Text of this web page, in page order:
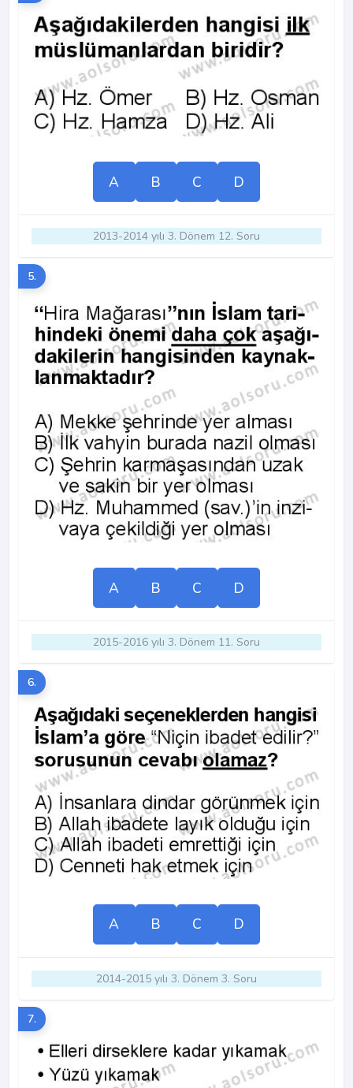
A B C D
2013-2014 yılı 3. Dönem 12. Soru
5.
A B C D
2015-2016 yılı 3. Dönem 11. Soru
6.
A B C D
2014-2015 yılı 3. Dönem 3. Soru
7.